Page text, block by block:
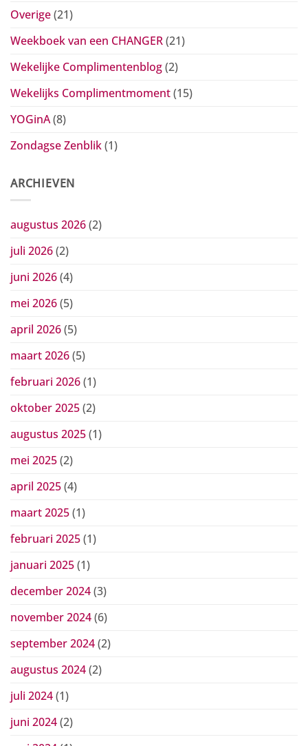
Overige(21)
Weekboek van een CHANGER(21)
Wekelijke Complimentenblog(2)
Wekelijks Complimentmoment(15)
YOGinA(8)
Zondagse Zenblik(1)
ARCHIEVEN
augustus 2026(2)
juli 2026(2)
juni 2026(4)
mei 2026(5)
april 2026(5)
maart 2026(5)
februari 2026(1)
oktober 2025(2)
augustus 2025(1)
mei 2025(2)
april 2025(4)
maart 2025(1)
februari 2025(1)
januari 2025(1)
december 2024(3)
november 2024(6)
september 2024(2)
augustus 2024(2)
juli 2024(1)
juni 2024(2)